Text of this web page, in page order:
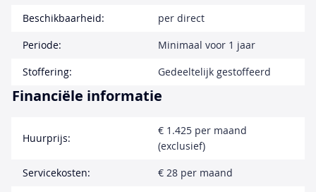
Beschikbaarheid:
per direct
Periode:
Minimaal voor 1 jaar
Stoffering:
Gedeeltelijk gestoffeerd
Financiële informatie
Huurprijs:
€ 1.425 per maand
(exclusief)
Servicekosten:
€ 28 per maand